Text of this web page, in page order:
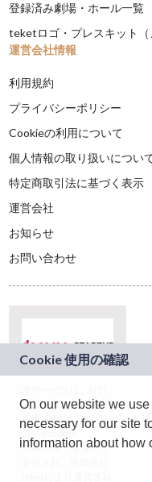
登録済み劇場・ホール一覧
teketロゴ・プレスキット（
運営会社情報
利用規約
プライバシーポリシー
Cookieの利用について
個人情報の取り扱いについ
特定商取引法に基づく表示
運営会社
お知らせ
お問い合わせ
ドコモグループの新
規事業創出プログラ
ム「docomo
STARTUP」を通じて
On our website we
necessary for our site
information about how